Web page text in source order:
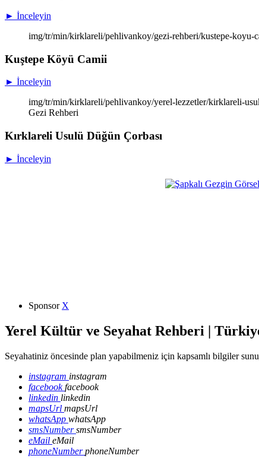
► İnceleyin
img/tr/min/kirklareli/pehlivankoy/gezi-rehberi/kustepe-
Kuştepe Köyü Camii
► İnceleyin
img/tr/min/kirklareli/pehlivankoy/yerel-lezzetler/kirklareli-
Gezi Rehberi
Kırklareli Usulü Düğün Çorbası
► İnceleyin
Sponsor X
Yerel Kültür ve Seyahat Rehberi |
Seyahatiniz öncesinde plan yapabilmeniz için kapsamlı bilgiler
instagram instagram
facebookfacebook
linkedin linkedin
mapsUrl mapsUrl
whatsApp whatsApp
smsNumbersmsNumber
eMail eMail
phoneNumberphoneNumber